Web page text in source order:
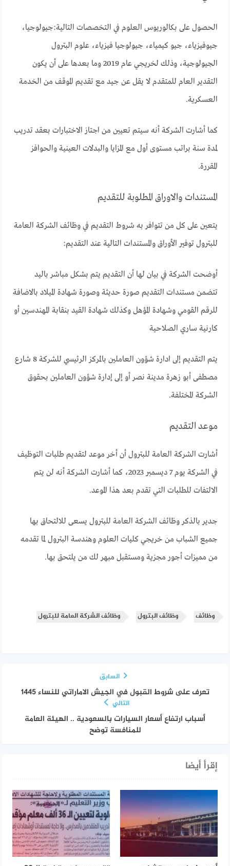
الحصول على بكالوريوس العلوم في التخصصات التالية:جيولوجيا،
جيوفيزياء، جيو كيمياء، جيولوجيا فيزياء، علوم البترول
الجيولوجية، وذلك لخريجي عام 2019 وما بعدها على أن يكون
التقدير العام للمتقدم لا يقل عن جيد مع تقديم الموقف من الخدمة
العسكرية.
كما أشارت الشركة أنه سيتم تعيين من اجتاز الاختبارات بعقد تدريب
لمدة سنة براتب مستوى أول مع المزايا والبدلات العينية والحوافز
المقررة.
المستندات والاوراق المطلوبة للتقديم
يتعين على كل من تتوافر به شروط التقديم في وظائف الشركة العامة
للبترول توفير الأوراق والمستندات التالية عند التقديم:
أوضحت الشركة في بيان لها أن التقديم يتم بشكل مباشر باليد
تتضمن مستندات التقديم صورة حديثة وصورة شهادة الميلاد بالاضافة
للرقم القومي وشهادة المؤهل وكذلك شهادة القيد بنقابة المهندسين أو
كارنية ساري الصلاحية
يتم التقديم إلى ادارة شؤون العاملين بالمركز الرئيسي للشركة 8 شارع
مصطفى أبو زهرة مدينة نصر أو إلى إدارة شؤون العاملين بحقوق
الشركة المختلفة.
موعد التقديم
أشارت الشركة العامة للبترول أن أخر موعد لتقديم طلبات التوظيف
في الشركة يوم 7 ديسمبر 2023، كما أشارت الشركة أنه لن يتم
الالتفات للطلبات التي تقدم بعد هذا الموعد.
جدير بالذكر وظائف الشركة العامة للبترول يسعى للالتحاق بها
جميع الشباب من خريجي كليات العلوم وهندسة البترول لما تقدمه
من مميزات أجور مجزية ومستقبل مبهر لك من يلتحق بها.
وظائف وظائف البترول وظائف الشركة العامة للبترول
السابق
تعرف على شروط القبول في الجيش الاماراتي للنساء 1445
التالي
أسباب ارتفاع أسعار السيارات بالسعودية .. الهيئة العامة
للمنافسة توضح
إقرأ أيضا